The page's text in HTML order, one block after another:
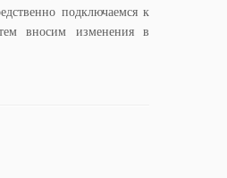
подключаемся к
вносим изменения в